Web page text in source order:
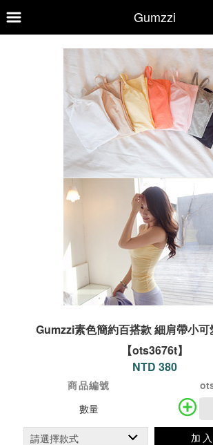
Gumzzi
Gumzzi素色簡約百搭款 細肩帶小可
【ots3676t】
NTD 380
商品編號
數量
加